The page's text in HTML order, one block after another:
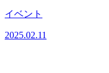
イベント
2025.02.11